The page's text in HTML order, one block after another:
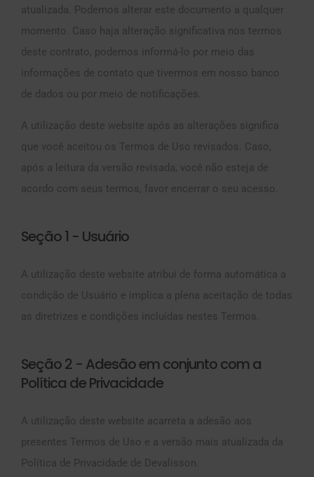
atualizada. Podemos alterar este documento a qualquer
momento. Caso haja alteração significativa nos termos
deste contrato, podemos informá-lo por meio das
informações de contato que tivermos em nosso banco
de dados ou por meio de notificações.
A utilização deste website após as alterações significa
que você aceitou os Termos de Uso revisados. Caso,
após a leitura da versão revisada, você não esteja de
acordo com seus termos, favor encerrar o seu acesso.
Seção 1 - Usuário
A utilização deste website atribui de forma automática a
condição de Usuário e implica a plena aceitação de todas
as diretrizes e condições incluídas nestes Termos.
Seção 2 - Adesão em conjunto com a
Política de Privacidade
A utilização deste website acarreta a adesão aos
presentes Termos de Uso e a versão mais atualizada da
Política de Privacidade de Devalisson.